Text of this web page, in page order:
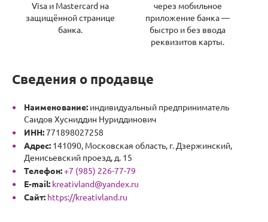
Visa и Mastercard на
защищённой странице
банка.
через мобильное
приложение банка —
быстро и без ввода
реквизитов карты.
Сведения о продавце
Наименование: индивидуальный предприниматель
Саидов Хусниддин Нуриддинович
ИНН:771898027258
Адрес: 141090, Московская область, г. Дзержинский,
Денисьевский проезд, д. 15
Телефон:+7 (985) 226-77-79
E-mail: kreativland@yandex.ru
Сайт: https://kreativland.ru